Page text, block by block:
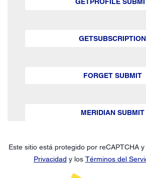
GETSUBSCRIPTION
FORGET SUBMIT
MERIDIAN SUBMIT
Este sitio está protegido por reCAPTCHA
Privacidad y los Términos del